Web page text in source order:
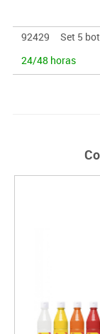
92429
Set 5
24/48 horas